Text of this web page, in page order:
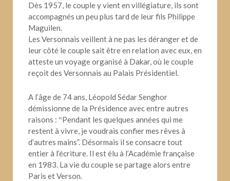
Dès 1957, le couple y vient en villégiature, ils sont
accompagnés un peu plus tard de leur fils Philippe
Maguilen.
Les Versonnais veillent à ne pas les déranger et de
leur côté le couple sait être en relation avec eux, en
atteste un voyage organisé à Dakar, où le couple
reçoit des Versonnais au Palais Présidentiel.
A l’âge de 74 ans, Léopold Sédar Senghor
démissionne de la Présidence avec entre autres
raisons : ‟Pendant les quelques années qui me
restent à vivre, je voudrais confier mes rêves à
d’autres mains”. Désormais il se consacre tout
entier à l’écriture. Il est élu à l’Académie française
en 1983. La vie du couple se partage alors entre
Paris et Verson.